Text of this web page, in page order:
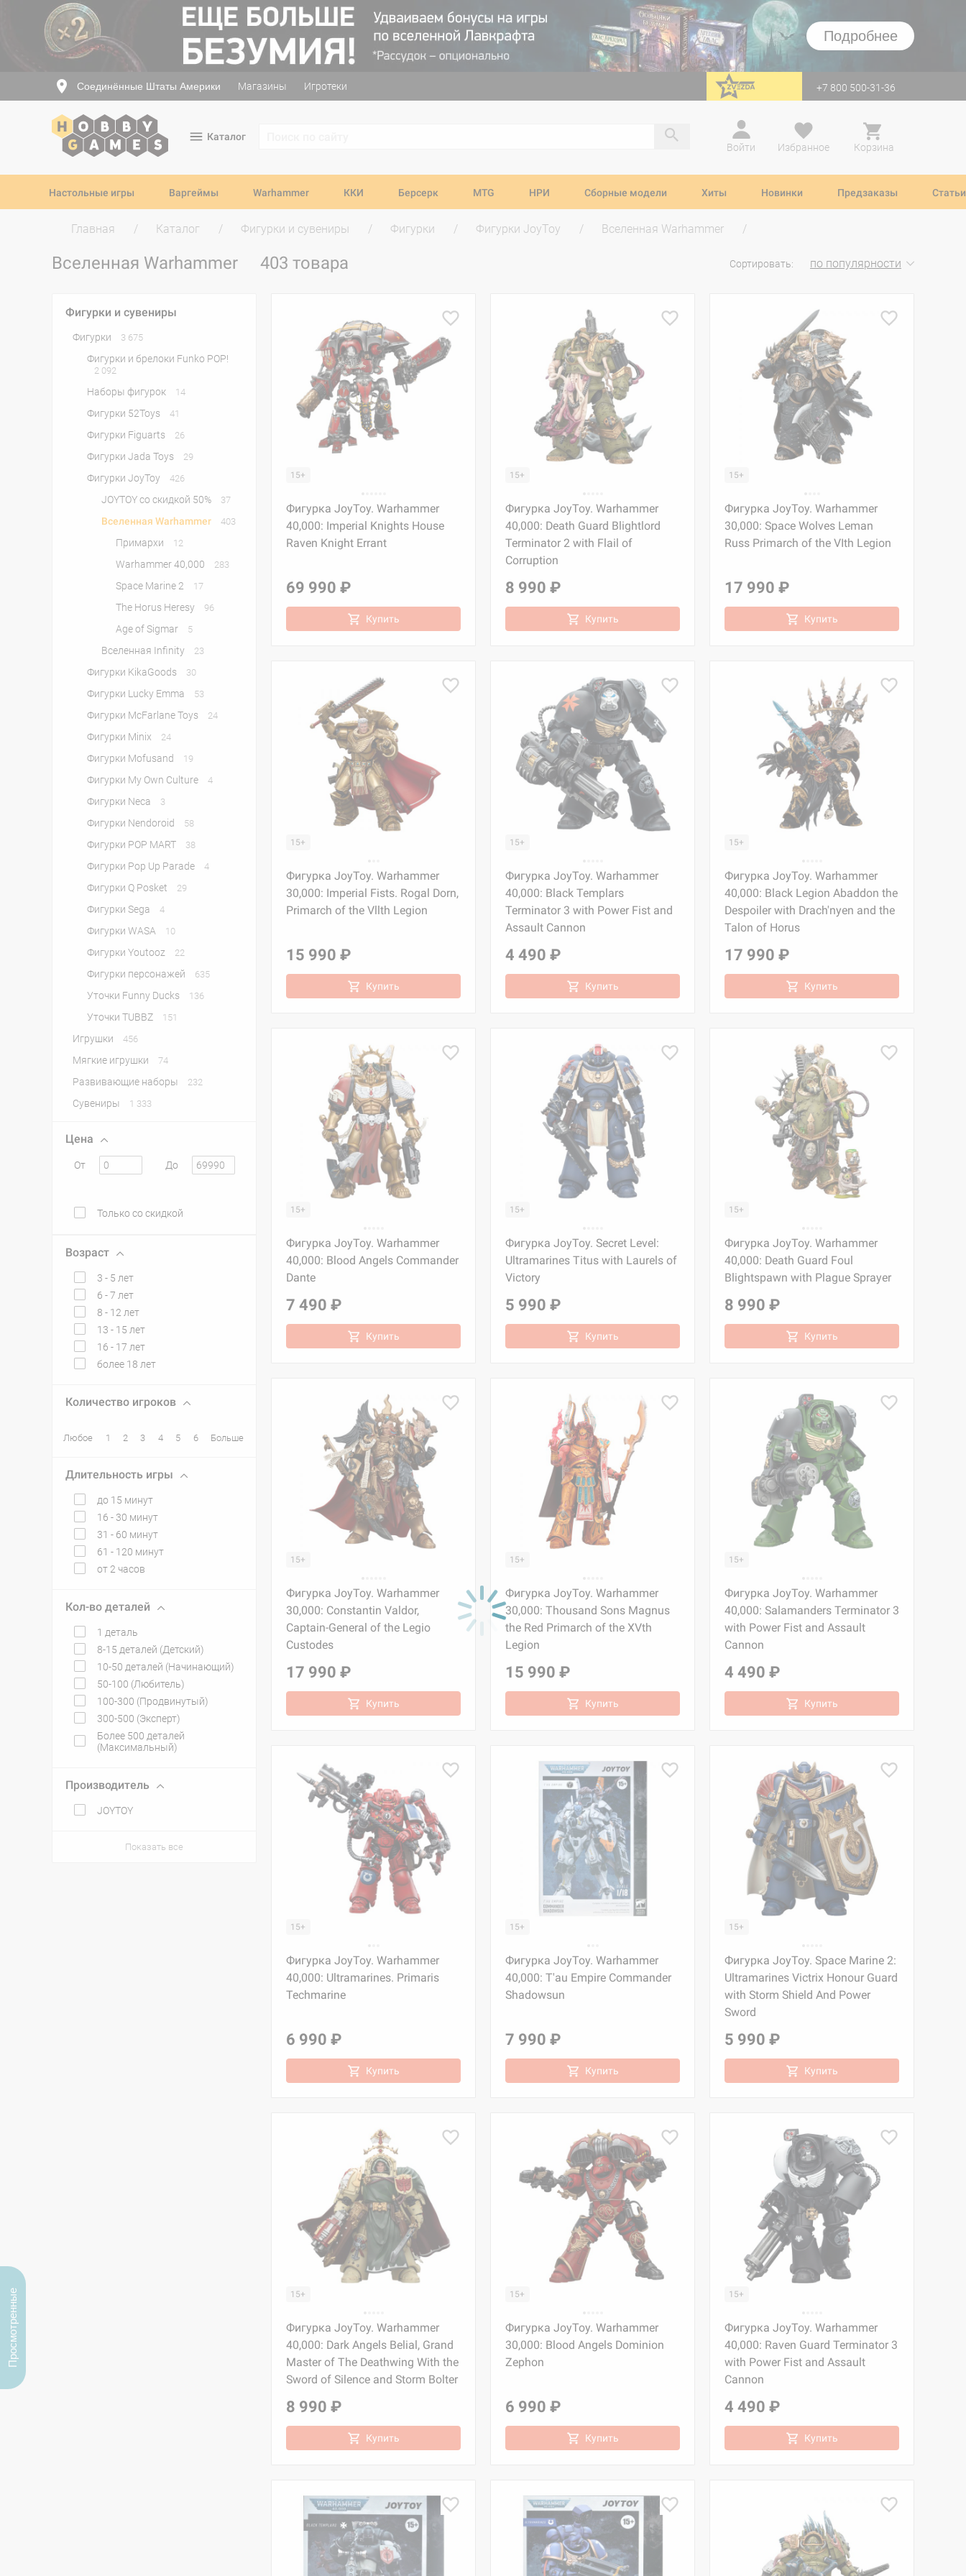
Подробнее
Соединённые Штаты Америки Магазины Игротеки перейти на Zvezda +7 800 500-31-36
Каталог
Войти
Избранное Корзина
Настольные игры Варгеймы Warhammer ККИ Берсерк MTG НРИ Сборные модели Хиты Новинки Предзаказы Статьи
Главная Каталог Фигурки и сувениры Фигурки Фигурки JoyToy Вселенная Warhammer
Вселенная Warhammer 403 товара Сортировать: по популярности
Фигурки и сувениры
Фигурки 3 675
Фигурки и брелоки Funko POP!
2 092
Наборы фигурок 14
Фигурки 52Toys 41
Фигурки Figuarts 26
Фигурки Jada Toys 29
Фигурки JoyToy 426
JOYTOY со скидкой 50% 37
Вселенная Warhammer 403
Примархи 12
Warhammer 40,000 283
Space Marine 2 17
The Horus Heresy 96
Age of Sigmar 5
Вселенная Infinity 23
Фигурки KikaGoods 30
Фигурки Lucky Emma 53
Фигурки McFarlane Toys 24
Фигурки Minix 24
Фигурки Mofusand 19
Фигурки My Own Culture 4
Фигурки Neca 3
Фигурки Nendoroid 58
Фигурки POP MART 38
Фигурки Pop Up Parade 4
Фигурки Q Posket 29
Фигурки Sega 4
Фигурки WASA 10
Фигурки Youtooz 22
Фигурки персонажей 635
Уточки Funny Ducks 136
Уточки TUBBZ 151
Игрушки 456
Мягкие игрушки 74
Развивающие наборы 232
Сувениры 1 333
Цена
От До
Только со скидкой
Возраст
3 - 5 лет
6 - 7 лет
8 - 12 лет
13 - 15 лет
16 - 17 лет
более 18 лет
Количество игроков
Любое 1 2 3 4 5 6 Больше
Длительность игры
до 15 минут
16 - 30 минут
31 - 60 минут
61 - 120 минут
от 2 часов
Кол-во деталей
1 деталь
8-15 деталей (Детский)
10-50 деталей (Начинающий)
50-100 (Любитель)
100-300 (Продвинутый)
300-500 (Эксперт)
Более 500 деталей
(Максимальный)
Производитель
JOYTOY
Показать все
15+
Фигурка JoyToy. Warhammer
40,000: Imperial Knights House
Raven Knight Errant
69 990 ₽
Купить
15+
Фигурка JoyToy. Warhammer
40,000: Death Guard Blightlord
Terminator 2 with Flail of
Corruption
8 990 ₽
Купить
15+
Фигурка JoyToy. Warhammer
30,000: Space Wolves Leman
Russ Primarch of the VIth Legion
17 990 ₽
Купить
15+
Фигурка JoyToy. Warhammer
30,000: Imperial Fists. Rogal Dorn,
Primarch of the Vllth Legion
15 990 ₽
Купить
15+
Фигурка JoyToy. Warhammer
40,000: Black Templars
Terminator 3 with Power Fist and
Assault Cannon
4 490 ₽
Купить
15+
Фигурка JoyToy. Warhammer
40,000: Black Legion Abaddon the
Despoiler with Drach'nyen and the
Talon of Horus
17 990 ₽
Купить
15+
Фигурка JoyToy. Warhammer
40,000: Blood Angels Commander
Dante
7 490 ₽
Купить
15+
Фигурка JoyToy. Secret Level:
Ultramarines Titus with Laurels of
Victory
5 990 ₽
Купить
15+
Фигурка JoyToy. Warhammer
40,000: Death Guard Foul
Blightspawn with Plague Sprayer
8 990 ₽
Купить
15+
Фигурка JoyToy. Warhammer
30,000: Constantin Valdor,
Captain-General of the Legio
Custodes
17 990 ₽
Купить
15+
Фигурка JoyToy. Warhammer
30,000: Thousand Sons Magnus
the Red Primarch of the XVth
Legion
15 990 ₽
Купить
15+
Фигурка JoyToy. Warhammer
40,000: Salamanders Terminator 3
with Power Fist and Assault
Cannon
4 490 ₽
Купить
15+
Фигурка JoyToy. Warhammer
40,000: Ultramarines. Primaris
Techmarine
6 990 ₽
Купить
15+
Фигурка JoyToy. Warhammer
40,000: T'au Empire Commander
Shadowsun
7 990 ₽
Купить
15+
Фигурка JoyToy. Space Marine 2:
Ultramarines Victrix Honour Guard
with Storm Shield And Power
Sword
5 990 ₽
Купить
15+
Фигурка JoyToy. Warhammer
40,000: Dark Angels Belial, Grand
Master of The Deathwing With the
Sword of Silence and Storm Bolter
8 990 ₽
Купить
15+
Фигурка JoyToy. Warhammer
30,000: Blood Angels Dominion
Zephon
6 990 ₽
Купить
15+
Фигурка JoyToy. Warhammer
40,000: Raven Guard Terminator 3
with Power Fist and Assault
Cannon
4 490 ₽
Купить
Просмотренные